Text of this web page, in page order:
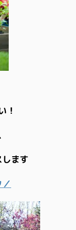
！
ます